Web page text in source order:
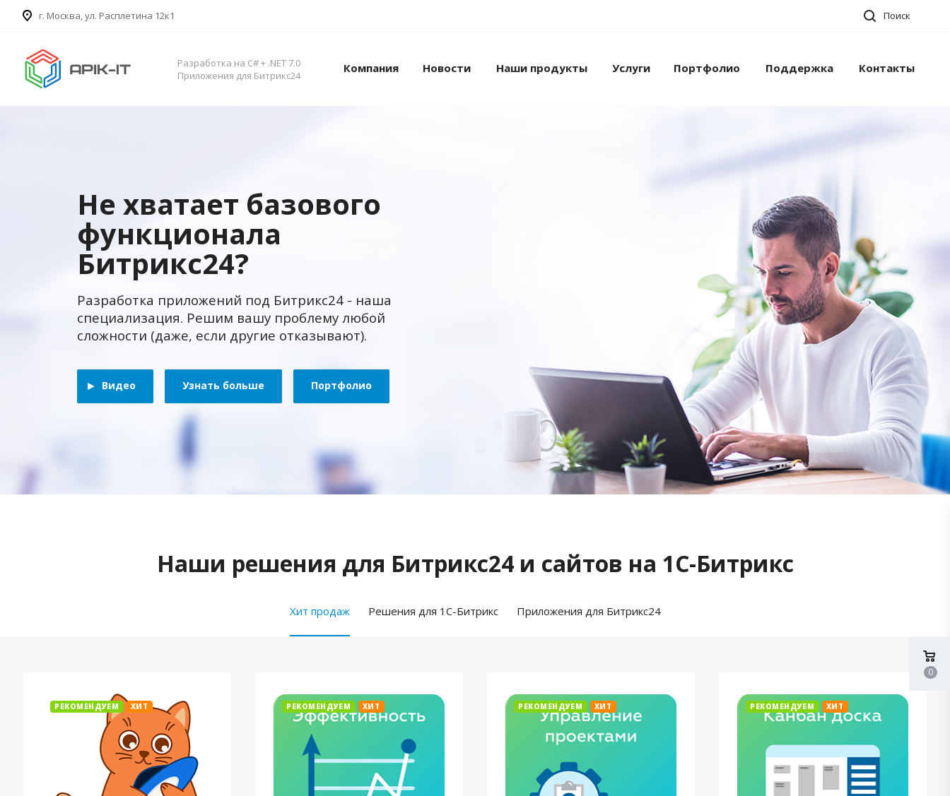
​г. Москва, ул. Расплетина 12к1 Поиск
Разработка на C# + .NET 7.0
Приложения для Битрикс24
Компания Новости Наши продукты Услуги Портфолио Поддержка Контакты
Не хватает базового
функционала
Битрикс24?
Разработка приложений под Битрикс24 - наша
специализация. Решим вашу проблему любой
сложности (даже, если другие отказывают).
Видео Узнать больше Портфолио
Наши решения для Битрикс24 и сайтов на 1С-Битрикс
Хит продаж Решения для 1С-Битрикс Приложения для Битрикс24
РЕКОМЕНДУЕМ ХИТ РЕКОМЕНДУЕМ ХИТ РЕКОМЕНДУЕМ ХИТ РЕКОМЕНДУЕМ ХИТ
0